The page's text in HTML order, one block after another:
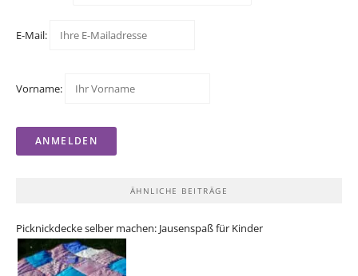
E-Mail:
Vorname:
ÄHNLICHE BEITRÄGE
Picknickdecke selber machen: Jausenspaß für Kinder